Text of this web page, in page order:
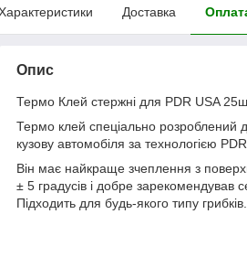
Доставка
Опис
Термо Клей стержні для PDR USA
Термо клей спеціально розроблений
кузову автомобіля за технологією PDR.
Він має найкраще зчеплення з
± 5 градусів і добре зарекомендував
Підходить для будь-якого типу